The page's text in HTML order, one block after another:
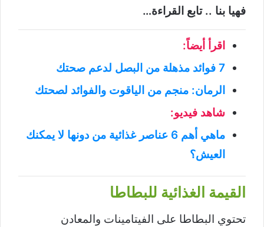
فهيا بنا .. تابع القراءة…
اقرأ أيضاً:
7 فوائد مذهلة من البصل لدعم صحتك
الرمان: منجم من الياقوت والفوائد لصحتك
شاهد فيديو:
ماهي أهم 6 عناصر غذائية من دونها لا يمكنك
العيش؟
القيمة الغذائية للبطاطا
تحتوي البطاطا على الفيتامينات والمعادن